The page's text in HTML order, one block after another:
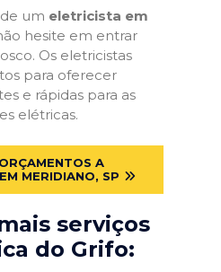
um eletricista em
hesite em entrar
Os eletricistas
para oferecer
e rápidas para as
elétricas.
A
MERIDIANO, SP
serviços
do Grifo: